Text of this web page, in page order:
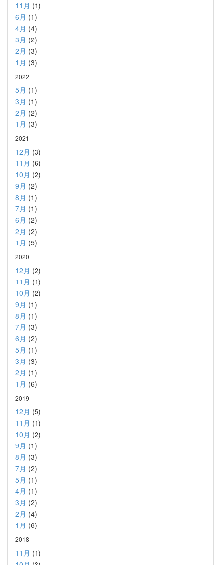
11月 (1)
6月 (1)
4月 (4)
3月 (2)
2月 (3)
1月 (3)
2022
5月 (1)
3月 (1)
2月 (2)
1月 (3)
2021
12月 (3)
11月 (6)
10月 (2)
9月 (2)
8月 (1)
7月 (1)
6月 (2)
2月 (2)
1月 (5)
2020
12月 (2)
11月 (1)
10月 (2)
9月 (1)
8月 (1)
7月 (3)
6月 (2)
5月 (1)
3月 (3)
2月 (1)
1月 (6)
2019
12月 (5)
11月 (1)
10月 (2)
9月 (1)
8月 (3)
7月 (2)
5月 (1)
4月 (1)
3月 (2)
2月 (4)
1月 (6)
2018
11月 (1)